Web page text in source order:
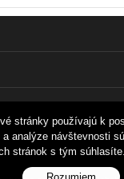
stránky používajú k
analýze návštevnosti
stránok s tým súhlasíte.